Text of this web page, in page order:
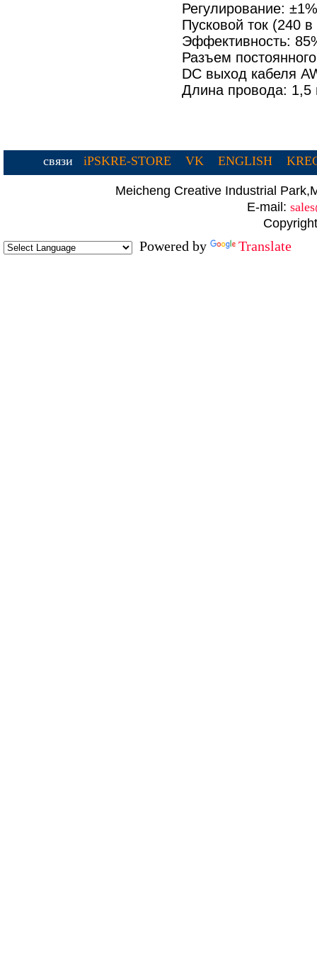
Регулирование:
Пусковой ток (240
Эффективность:
Разъем
DC выход кабеля
Длина провода: 1,5
связи iPSKRE-STORE VK ENGLISH
Meicheng Creative Industrial
E-mail:
Powered by Translate